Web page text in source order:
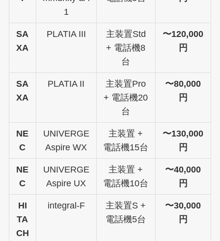
1
SA
XA
PLATIA III
主装置Std
+ 電話機8
台
〜120,000
円
SA
XA
PLATIA II
主装置Pro
+ 電話機20
台
〜80,000
円
NE
C
UNIVERGE
Aspire WX
主装置 +
電話機15台
〜130,000
円
NE
C
UNIVERGE
Aspire UX
主装置 +
電話機10台
〜40,000
円
HI
TA
CH
integral-F
主装置S +
電話機5台
〜30,000
円